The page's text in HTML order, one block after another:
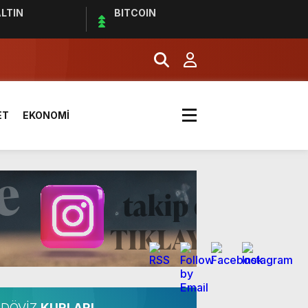
BITCOIN
toplumun olmazsa olmaz
EKONOMİ